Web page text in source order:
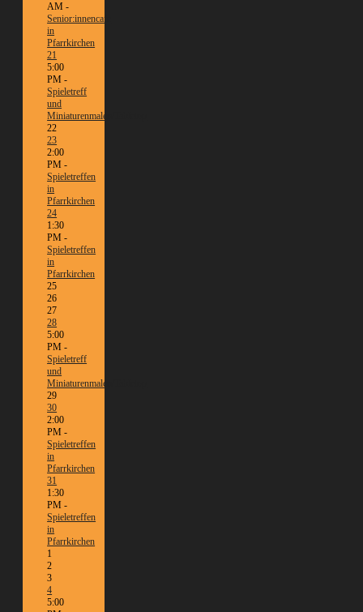
AM -
Senior:innencafé
in
Pfarrkirchen
21
5:00
PM -
Spieletreff
und
Miniaturenmalen/Tabletop
22
23
2:00
PM -
Spieletreffen
in
Pfarrkirchen
24
1:30
PM -
Spieletreffen
in
Pfarrkirchen
25
26
27
28
5:00
PM -
Spieletreff
und
Miniaturenmalen/Tabletop
29
30
2:00
PM -
Spieletreffen
in
Pfarrkirchen
31
1:30
PM -
Spieletreffen
in
Pfarrkirchen
1
2
3
4
5:00